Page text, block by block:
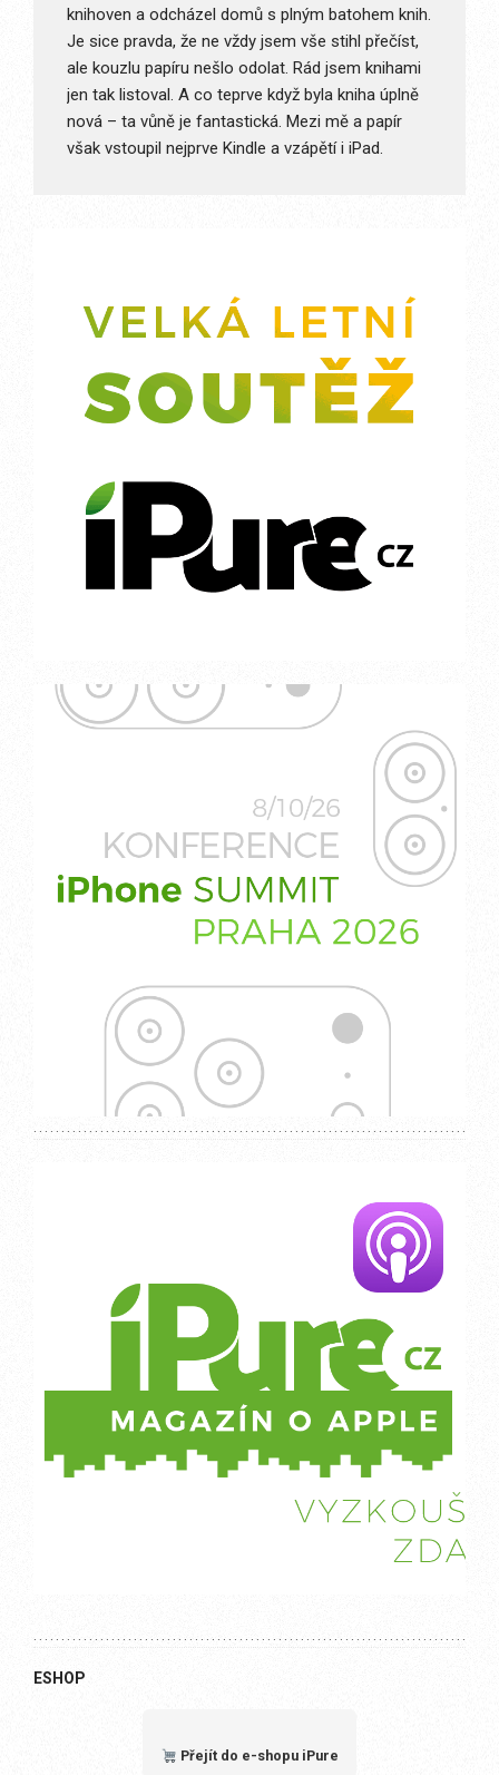
knihoven a odcházel domů s plným batohem knih.
Je sice pravda, že ne vždy jsem vše stihl přečíst,
ale kouzlu papíru nešlo odolat. Rád jsem knihami
jen tak listoval. A co teprve když byla kniha úplně
nová – ta vůně je fantastická. Mezi mě a papír
však vstoupil nejprve Kindle a vzápětí i iPad.
ESHOP
Přejít do e-shopu iPure